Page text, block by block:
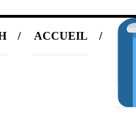
ACCUEIL